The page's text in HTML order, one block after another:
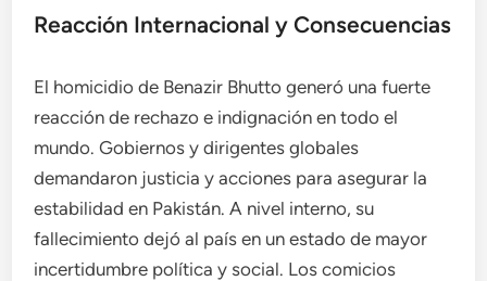
Reacción Internacional y Consecuencias
El homicidio de Benazir Bhutto generó una fuerte
reacción de rechazo e indignación en todo el
mundo. Gobiernos y dirigentes globales
demandaron justicia y acciones para asegurar la
estabilidad en Pakistán. A nivel interno, su
fallecimiento dejó al país en un estado de mayor
incertidumbre política y social. Los comicios